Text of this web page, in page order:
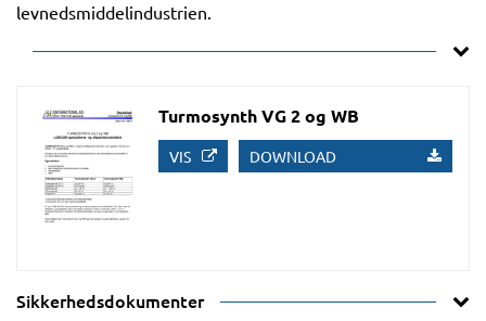
levnedsmiddelindustrien.
Turmosynth VG 2 og WB
VIS DOWNLOAD
Sikkerhedsdokumenter